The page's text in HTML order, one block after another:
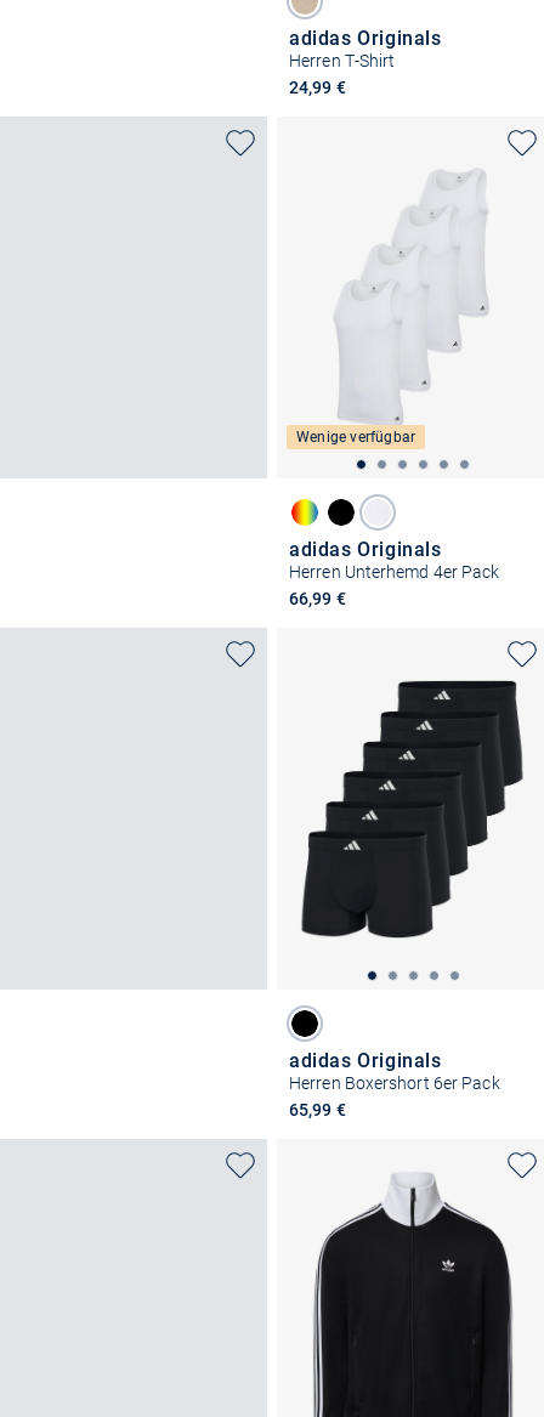
adidas Originals
Herren T-Shirt
24,99 €
Wenige verfügbar
adidas Originals
Herren Unterhemd 4er Pack
66,99 €
adidas Originals
Herren Boxershort 6er Pack
65,99 €